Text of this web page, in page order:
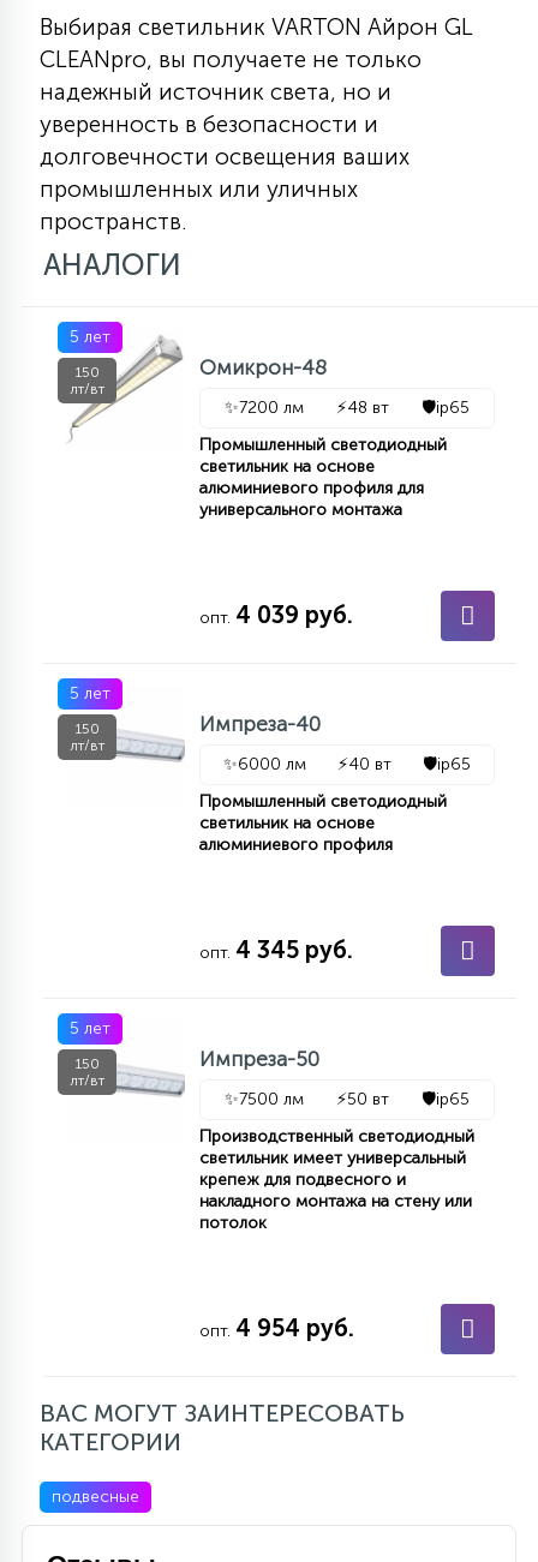
Выбирая светильник VARTON Айрон GL
CLEANpro, вы получаете не только
надежный источник света, но и
уверенность в безопасности и
долговечности освещения ваших
промышленных или уличных
пространств.
АНАЛОГИ
5 лет
150
лт/вт
Омикрон-48
✨7200 лм ⚡48 вт 🛡️ip65
Промышленный светодиодный
светильник на основе
алюминиевого профиля для
универсального монтажа
опт. 4 039 руб.
5 лет
150
лт/вт
Импреза-40
✨6000 лм ⚡40 вт 🛡️ip65
Промышленный светодиодный
светильник на основе
алюминиевого профиля
опт. 4 345 руб.
5 лет
150
лт/вт
Импреза-50
✨7500 лм ⚡50 вт 🛡️ip65
Производственный светодиодный
светильник имеет универсальный
крепеж для подвесного и
накладного монтажа на стену или
потолок
опт. 4 954 руб.
ВАС МОГУТ ЗАИНТЕРЕСОВАТЬ
КАТЕГОРИИ
подвесные